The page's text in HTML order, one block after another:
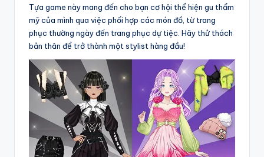
Tựa game này mang đến cho bạn cơ hội thể hiện gu thẩm
mỹ của mình qua việc phối hợp các món đồ, từ trang
phục thường ngày đến trang phục dự tiệc. Hãy thử thách
bản thân để trở thành một stylist hàng đầu!